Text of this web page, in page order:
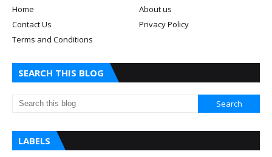
Home
About us
Contact Us
Privacy Policy
Terms and Conditions
SEARCH THIS BLOG
LABELS